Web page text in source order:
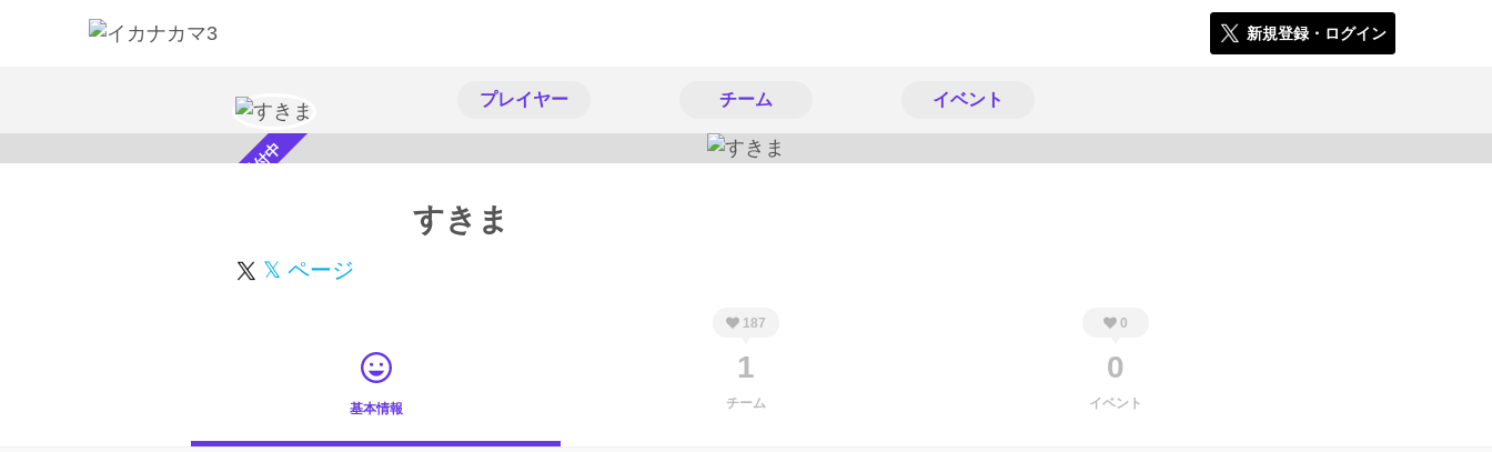
新規登録・ログイン
プレイヤー チーム イベント
スカウト受付中 すきま
𝕏 ページ
基本情報
187
1
チーム
0
0
イベント